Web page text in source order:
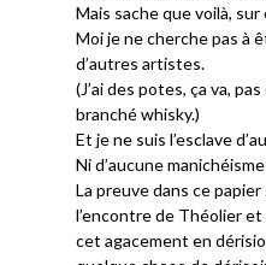
Mais sache que voilà, sur
Moi je ne cherche pas à
d’autres artistes.
(J’ai des potes, ça va,
branché whisky.)
Et je ne suis l’esclave
Ni d’aucune
La preuve dans ce
l’encontre de Théolier
cet agacement en